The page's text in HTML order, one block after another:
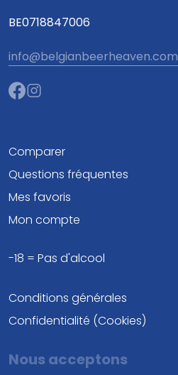
BE0718847006
info@belgianbeerheaven.com
Comparer
Questions fréquentes
Mes favoris
Mon compte
-18 = Pas d'alcool
Conditions générales
Confidentialité (Cookies)
Nous acceptons